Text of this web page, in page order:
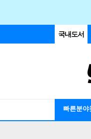
국내도서
빠른분야